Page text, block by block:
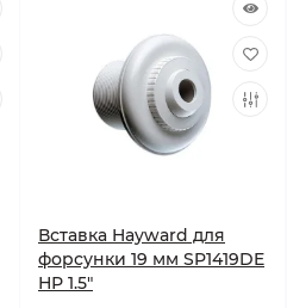
Вставка Hayward для
форсунки 19 мм SP1419DE
НР 1.5"